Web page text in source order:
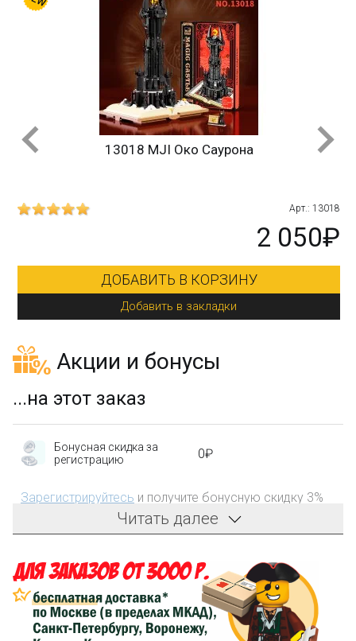
13018 MJI Око Саурона
Арт.: 13018
2 050₽
ДОБАВИТЬ В КОРЗИНУ
Добавить в закладки
Акции и бонусы
...на этот заказ
Бонусная скидка за
регистрацию
0₽
Зарегистрируйтесь и получите бонусную скидку 3%
на первый заказ!
затрат на доставку
Сделайте заказ на сумму не менее 3 000₽, оплатите
его на карту Сбербанка и получите 150₽ на
компенсацию доставки.
Читать далее